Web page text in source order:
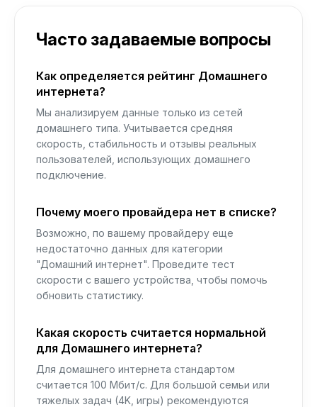
Часто задаваемые вопросы
Как определяется рейтинг Домашнего
интернета?
Мы анализируем данные только из сетей
домашнего типа. Учитывается средняя
скорость, стабильность и отзывы реальных
пользователей, использующих домашнего
подключение.
Почему моего провайдера нет в списке?
Возможно, по вашему провайдеру еще
недостаточно данных для категории
"Домашний интернет". Проведите тест
скорости с вашего устройства, чтобы помочь
обновить статистику.
Какая скорость считается нормальной
для Домашнего интернета?
Для домашнего интернета стандартом
считается 100 Мбит/с. Для большой семьи или
тяжелых задач (4K, игры) рекомендуются